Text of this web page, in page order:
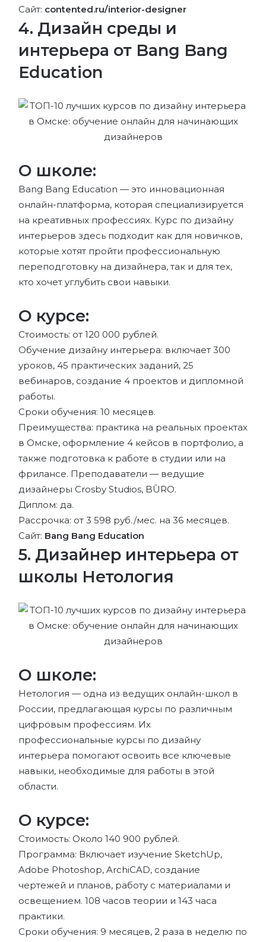
Сайт: contented.ru/interior-designer
4. Дизайн среды и
интерьера от Bang Bang
Education
О школе:
Bang Bang Education — это инновационная
онлайн-платформа, которая специализируется
на креативных профессиях. Курс по дизайну
интерьеров здесь подходит как для новичков,
которые хотят пройти профессиональную
переподготовку на дизайнера, так и для тех,
кто хочет углубить свои навыки.
О курсе:
Стоимость: от 120 000 рублей.
Обучение дизайну интерьера: включает 300
уроков, 45 практических заданий, 25
вебинаров, создание 4 проектов и дипломной
работы.
Сроки обучения: 10 месяцев.
Преимущества: практика на реальных проектах
в Омске, оформление 4 кейсов в портфолио, а
также подготовка к работе в студии или на
фрилансе. Преподаватели — ведущие
дизайнеры Crosby Studios, BŪRO.
Диплом: да.
Рассрочка: от 3 598 руб./мес. на 36 месяцев.
Сайт: Bang Bang Education
5. Дизайнер интерьера от
школы Нетология
О школе:
Нетология — одна из ведущих онлайн-школ в
России, предлагающая курсы по различным
цифровым профессиям. Их
профессиональные курсы по дизайну
интерьера помогают освоить все ключевые
навыки, необходимые для работы в этой
области.
О курсе:
Стоимость: Около 140 900 рублей.
Программа: Включает изучение SketchUp,
Adobe Photoshop, ArchiCAD, создание
чертежей и планов, работу с материалами и
освещением. 108 часов теории и 143 часа
практики.
Сроки обучения: 9 месяцев, 2 раза в неделю по